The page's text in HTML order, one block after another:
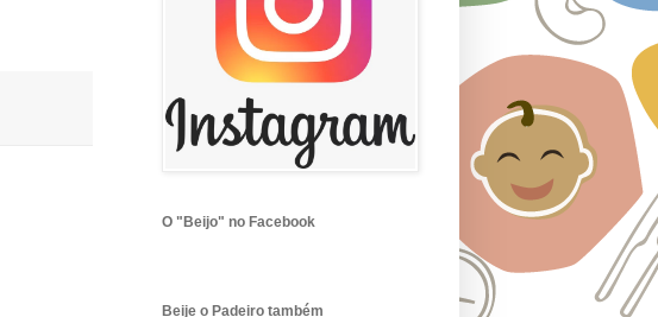
O "Beijo" no Facebook
Beije o Padeiro também